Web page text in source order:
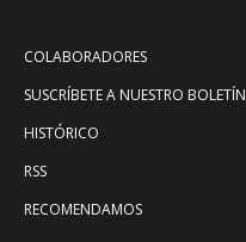
COLABORADORES
SUSCRÍBETE A NUESTRO BOLETÍN
HISTÓRICO
RSS
RECOMENDAMOS